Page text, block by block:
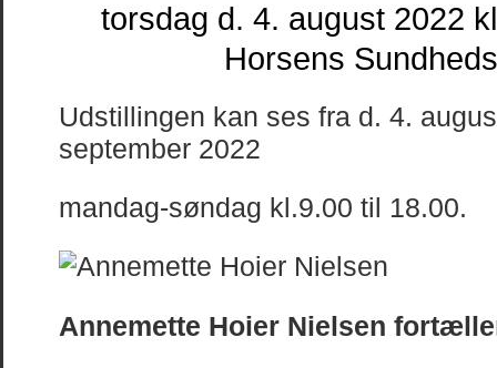
torsdag d. 4. august 2022
Horsens
Udstillingen kan ses fra d. 4.
september 2022
mandag-søndag kl.9.00 til 18.00.
Annemette Hoier Nielsen